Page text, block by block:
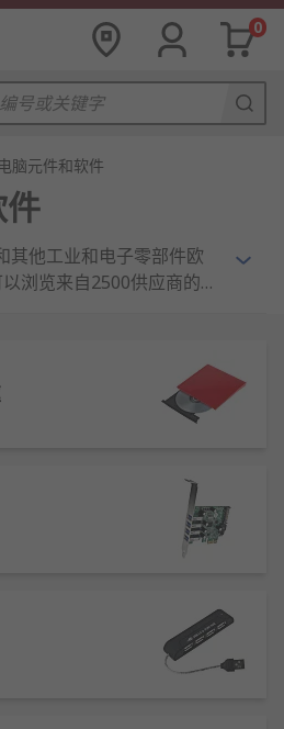
0
电脑元件和软件
其他工业和电子零部件欧
浏览来自2500供应商的、
些持有企业帐户的客户网
库存的软件产品订购后的
。对软件和其他计算机与外
购信心，我们对每一个产
它可以澄清你对产品能力的
诺为企业对企业公司提供
提供你使用软件产品时所
费技术支持。 请在信息技
内探索更广阔的音频与视